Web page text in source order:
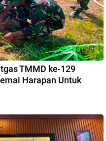
TMMD ke-129
Harapan Untuk